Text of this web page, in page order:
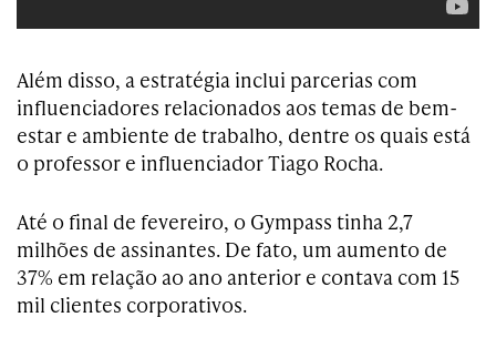
Além disso, a estratégia inclui parcerias com
influenciadores relacionados aos temas de bem-
estar e ambiente de trabalho, dentre os quais está
o professor e influenciador Tiago Rocha.
Até o final de fevereiro, o Gympass tinha 2,7
milhões de assinantes. De fato, um aumento de
37% em relação ao ano anterior e contava com 15
mil clientes corporativos.